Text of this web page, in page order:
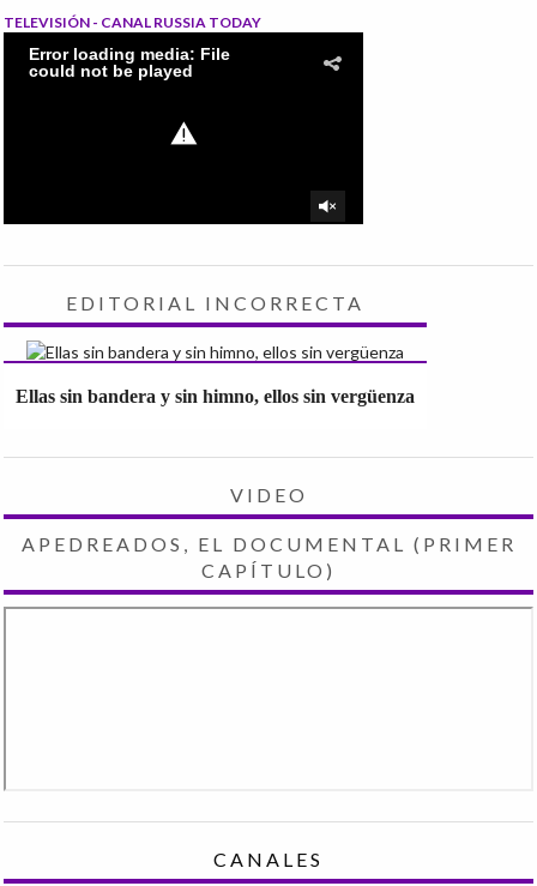
TELEVISIÓN - CANAL RUSSIA TODAY
EDITORIAL INCORRECTA
Ellas sin bandera y sin himno, ellos sin vergüenza
VIDEO
APEDREADOS, EL DOCUMENTAL (PRIMER
CAPÍTULO)
CANALES